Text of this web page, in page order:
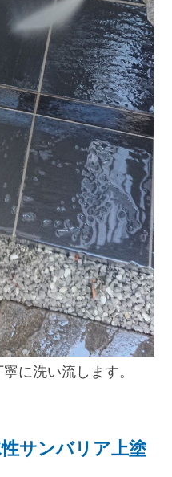
に洗い流します。
サンバリア上塗